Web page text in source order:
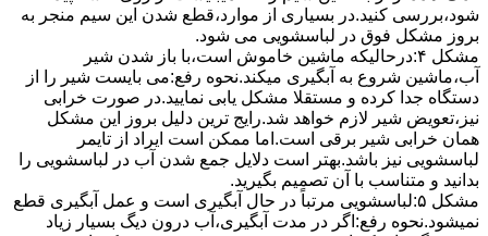
ﺷﻮد،بررسی ﮐﻨﯿﺪ.در ﺑﺴﯿﺎری از موارد،ﻗﻄﻊ ﺷﺪن اﯾﻦ ﺳﯿﻢ ﻣﻨﺠﺮ ﺑﻪ
ﺑﺮوز مشکل ﻓﻮق در لباسشویی می شود.
مشکل ۴:درحالیکه ﻣﺎﺷﯿﻦ ﺧﺎﻣﻮش اﺳﺖ،ﺑﺎ ﺑﺎز ﺷﺪن ﺷﯿﺮ
آب،ﻣﺎﺷﯿﻦ ﺷﺮوع ﺑﻪ آﺑﮕﯿﺮی میکند.نحوه رﻓﻊ:می بایست ﺷﯿﺮ را از
دستگاه جدا کرده و مستقلا مشکل یابی نمایید.در صورت خرابی
نیز،تعویض شیر لازم خواهد شد.رایج ترین دلیل بروز این مشکل
همان خرابی شیر برقی است.اما ممکن است ایراد از تایمر
لباسشویی نیز باشد.بهتر است دلایل جمع شدن آب در لباسشویی را
بدانید و متناسب با آن تصمیم بگیرید.
مشکل ۵:لباسشویی مرتباً در ﺣﺎل آﺑﮕﯿﺮی اﺳﺖ و ﻋﻤﻞ آﺑﮕﯿﺮی ﻗﻄﻊ
نمیشود.نحوه رﻓﻊ:اﮔﺮ در ﻣﺪت آﺑﮕﯿﺮی،آب درون دﯾﮓ ﺑﺴﯿﺎر زﯾﺎد